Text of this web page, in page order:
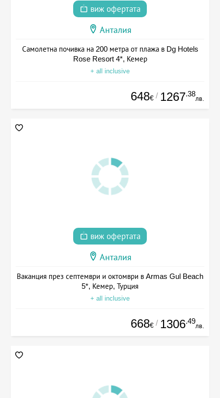
виж офертата
Анталия
Самолетна почивка на 200 метра от плажа в Dg Hotels
Rose Resort 4*, Кемер
+ all inclusive
648€ / 1267.38
лв.
виж офертата
Анталия
Ваканция през септември и октомври в Armas Gul Beach
5*, Кемер, Турция
+ all inclusive
668€ / 1306.49
лв.